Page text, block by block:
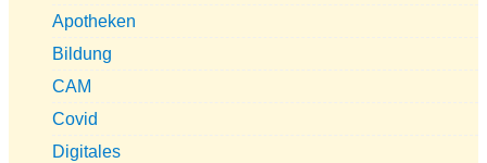
Apotheken
Bildung
CAM
Covid
Digitales